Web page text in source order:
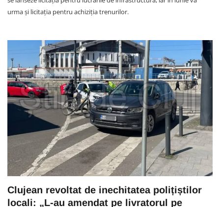
urma și licitația pentru achiziția trenurilor.
Clujean revoltat de inechitatea polițiștilor
locali: „L-au amendat pe livratorul pe